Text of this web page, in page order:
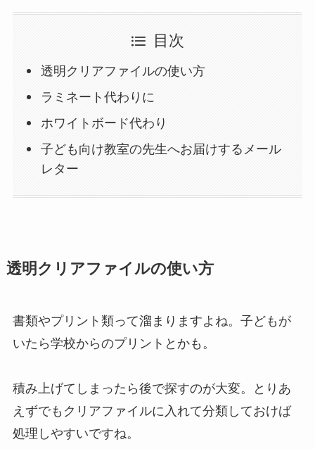
目次
透明クリアファイルの使い方
ラミネート代わりに
ホワイトボード代わり
子ども向け教室の先生へお届けするメール
レター
透明クリアファイルの使い方
書類やプリント類って溜まりますよね。子どもが
いたら学校からのプリントとかも。
積み上げてしまったら後で探すのが大変。とりあ
えずでもクリアファイルに入れて分類しておけば
処理しやすいですね。